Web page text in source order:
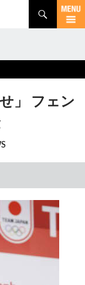
」 フェン